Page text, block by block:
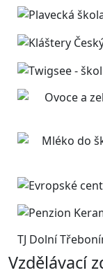
TJ Dolní
Vzdělávací